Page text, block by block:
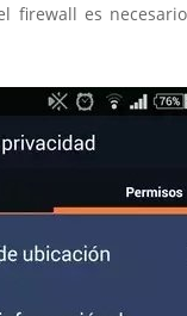
firewall es